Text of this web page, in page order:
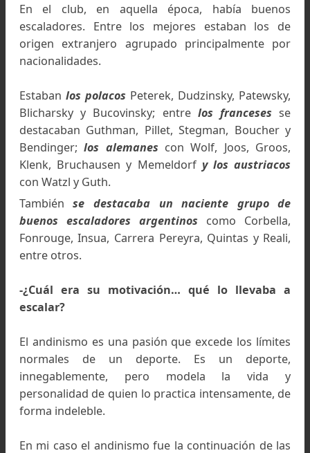
¿Cómo era el CABA en aquella época?
A los 19 años me hice socio del CABA
Andino Buenos Aires) que tenia un
conjuntamente con la FASA ( Federación
de Sky y Andinismo) en Buenos Aires,
Diagonal Norte.
En el club, en aquella época, había
escaladores. Entre los mejores estaban los
nacionalidades.
Blicharsky y Bucovinsky; entrelos franceses
destacaban Guthman, Pillet, Stegman,
Bendinger;los alemanescon Wolf, Joos,
Klenk, Bruchausen y Memeldorf